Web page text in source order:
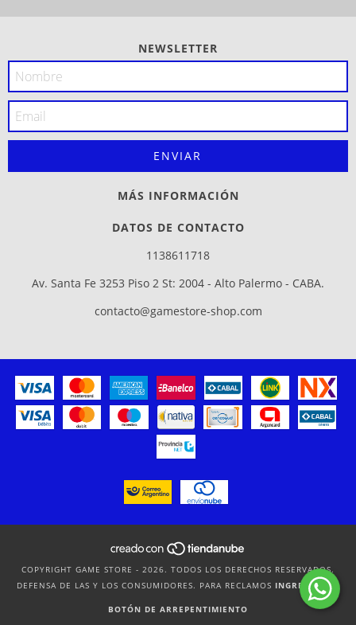
NEWSLETTER
MÁS INFORMACIÓN
DATOS DE CONTACTO
1138611718
Av. Santa Fe 3253 Piso 2 St: 2004 - Alto Palermo - CABA.
contacto@gamestore-shop.com
COPYRIGHT GAME STORE - 2026. TODOS LOS DERECHOS RESERVADOS.
DEFENSA DE LAS Y LOS CONSUMIDORES. PARA RECLAMOS INGRESÁ ACÁ.
BOTÓN DE ARREPENTIMIENTO